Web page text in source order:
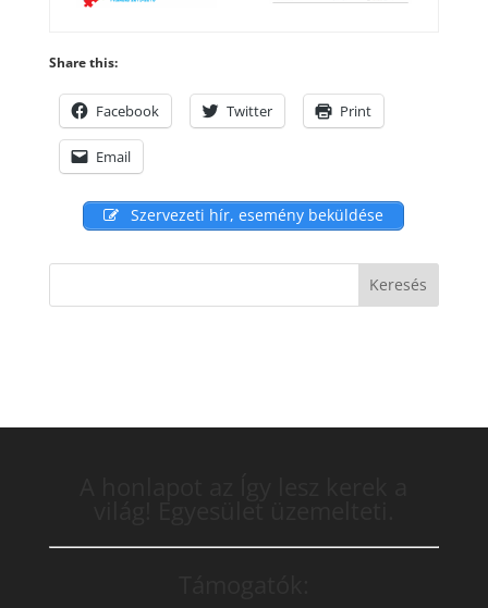
Share this:
Facebook Twitter Print
Email
Szervezeti hír, esemény beküldése